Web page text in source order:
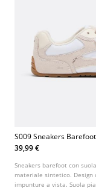
S009 Sneakers
Pelle
39,99 €
Sneakers barefoot con
materiale sintetico. Design
impunture a vista. Suola